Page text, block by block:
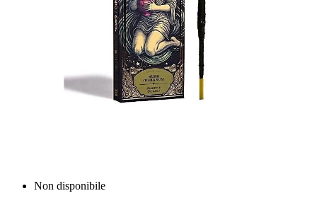
Non disponibile